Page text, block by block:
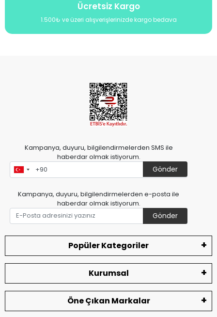
Ücretsiz Kargo
1.500₺ ve üzeri alışverişlerinizde kargo bedava
Kampanya, duyuru, bilgilendirmelerden SMS ile
haberdar olmak istiyorum.
Gönder
Kampanya, duyuru, bilgilendirmelerden e-posta ile
haberdar olmak istiyorum.
Gönder
Popüler Kategoriler
Kurumsal
Öne Çıkan Markalar